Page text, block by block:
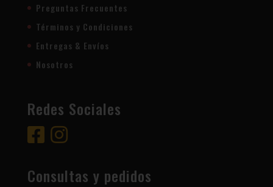
Preguntas Frecuentes
Términos y Condiciones
Entregas & Envíos
Nosotros
Redes Sociales
Consultas y pedidos